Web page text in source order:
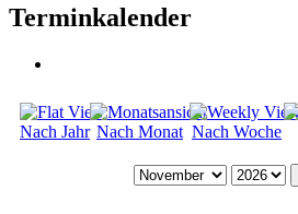
Terminkalender
Nach Jahr Nach Monat Nach Woche